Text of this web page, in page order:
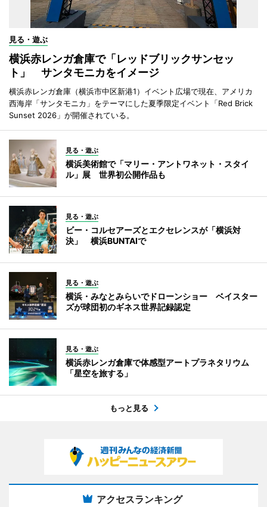
見る・遊ぶ
横浜赤レンガ倉庫で「レッドブリックサンセッ
ト」 サンタモニカをイメージ
横浜赤レンガ倉庫（横浜市中区新港1）イベント広場で現在、アメリカ
西海岸「サンタモニカ」をテーマにした夏季限定イベント「Red Brick
Sunset 2026」が開催されている。
見る・遊ぶ
横浜美術館で「マリー・アントワネット・スタイ
ル」展 世界初公開作品も
見る・遊ぶ
ビー・コルセアーズとエクセレンスが「横浜対
決」 横浜BUNTAIで
見る・遊ぶ
横浜・みなとみらいでドローンショー ベイスター
ズが球団初のギネス世界記録認定
見る・遊ぶ
横浜赤レンガ倉庫で体感型アートプラネタリウム
「星空を旅する」
もっと見る
アクセスランキング